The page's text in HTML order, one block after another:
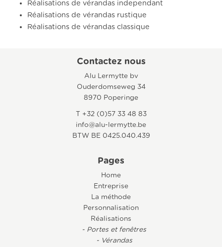
Réalisations de vérandas independant
Réalisations de vérandas rustique
Réalisations de vérandas classique
Contactez nous
Alu Lermytte bv
Ouderdomseweg 34
8970 Poperinge
T +32 (0)57 33 48 83
info@alu-lermytte.be
BTW BE 0425.040.439
Pages
Home
Entreprise
La méthode
Personnalisation
Réalisations
- Portes et fenêtres
- Vérandas